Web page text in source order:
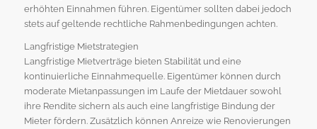
erhöhten Einnahmen führen. Eigentümer sollten dabei jedoch
stets auf geltende rechtliche Rahmenbedingungen achten.
Langfristige Mietstrategien
Langfristige Mietverträge bieten Stabilität und eine
kontinuierliche Einnahmequelle. Eigentümer können durch
moderate Mietanpassungen im Laufe der Mietdauer sowohl
ihre Rendite sichern als auch eine langfristige Bindung der
Mieter fördern. Zusätzlich können Anreize wie Renovierungen